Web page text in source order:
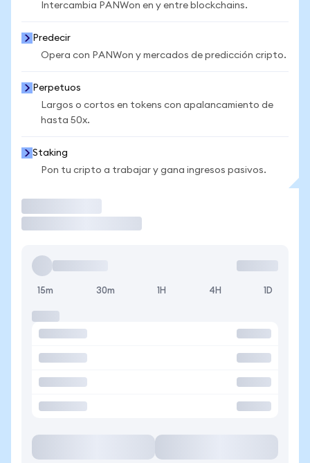
Intercambia PANWon en y entre blockchains.
Predecir
Opera con PANWon y mercados de predicción cripto.
Perpetuos
Largos o cortos en tokens con apalancamiento de
hasta 50x.
Staking
Pon tu cripto a trabajar y gana ingresos pasivos.
15m 30m 1H 4H 1D